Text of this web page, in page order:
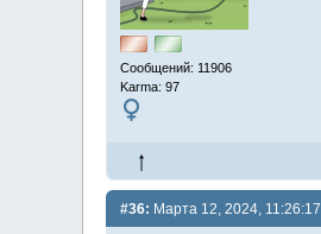
Сообщений: 11906
Karma: 97
#36: Марта 12, 2024, 11:26:17